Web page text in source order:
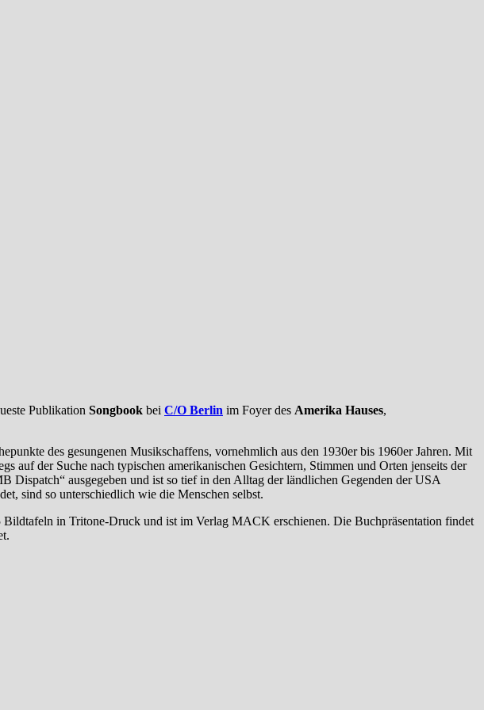
Publikation Songbook bei C/O Berlin im Foyer des Amerika Hauses,
des gesungenen Musikschaffens, vornehmlich aus den 1930er bis 1960er Jahren. Mit
auf der Suche nach typischen amerikanischen Gesichtern, Stimmen und Orten jenseits der
ausgegeben und ist so tief in den Alltag der ländlichen Gegenden der USA
sind so unterschiedlich wie die Menschen selbst.
in Tritone-Druck und ist im Verlag MACK erschienen. Die Buchpräsentation findet